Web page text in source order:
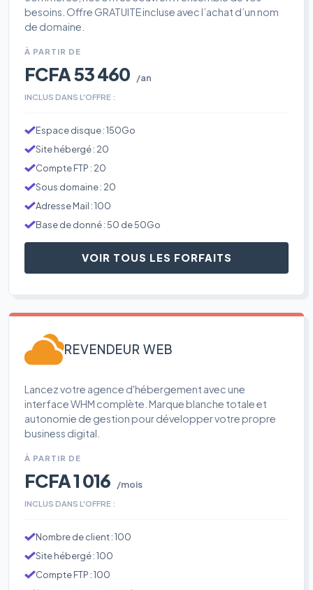
besoins. Offre GRATUITE incluse avec l’achat d’un nom
de domaine.
À PARTIR DE
FCFA 53 460 /an
INCLUS DANS L'OFFRE :
Espace disque : 150Go
Site hébergé : 20
Compte FTP : 20
Sous domaine : 20
Adresse Mail : 100
Base de donné : 50 de 50Go
VOIR TOUS LES FORFAITS
REVENDEUR WEB
Lancez votre agence d'hébergement avec une
interface WHM complète. Marque blanche totale et
autonomie de gestion pour développer votre propre
business digital.
À PARTIR DE
FCFA 1 016 /mois
INCLUS DANS L'OFFRE :
Nombre de client : 100
Site hébergé : 100
Compte FTP : 100